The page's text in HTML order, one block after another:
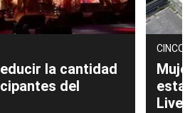
la cantidad
del